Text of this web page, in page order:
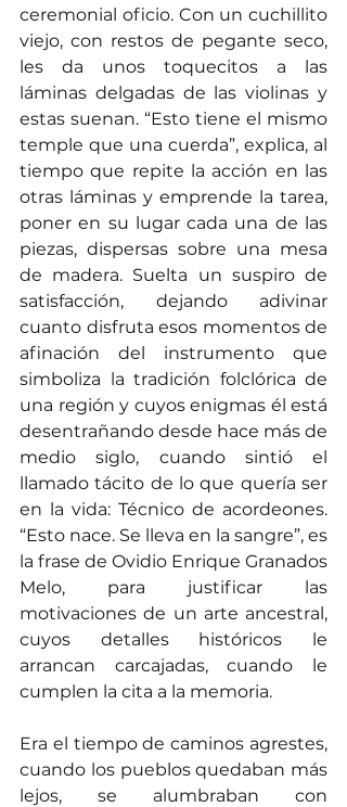
ceremonial oficio. Con un cuchillito
viejo, con restos de pegante seco,
les da unos toquecitos a las
láminas delgadas de las violinas y
estas suenan. “Esto tiene el mismo
temple que una cuerda”, explica, al
tiempo que repite la acción en las
otras láminas y emprende la tarea,
poner en su lugar cada una de las
piezas, dispersas sobre una mesa
de madera. Suelta un suspiro de
satisfacción, dejando adivinar
cuanto disfruta esos momentos de
afinación del instrumento que
simboliza la tradición folclórica de
una región y cuyos enigmas él está
desentrañando desde hace más de
medio siglo, cuando sintió el
llamado tácito de lo que quería ser
en la vida: Técnico de acordeones.
“Esto nace. Se lleva en la sangre”, es
la frase de Ovidio Enrique Granados
Melo, para justificar las
motivaciones de un arte ancestral,
cuyos detalles históricos le
arrancan carcajadas, cuando le
cumplen la cita a la memoria.
Era el tiempo de caminos agrestes,
cuando los pueblos quedaban más
lejos, se alumbraban con